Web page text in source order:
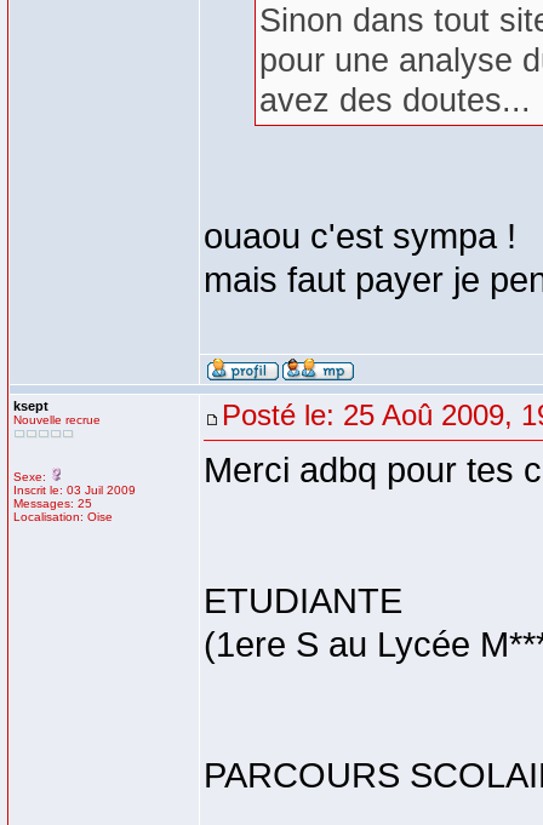
Sinon dans tout
pour une analyse
avez des doutes...
ouaou c'est sympa !
mais faut payer je
ksept
Nouvelle recrue
Sexe:
Inscrit le: 03 Juil 2009
Messages: 25
Localisation: Oise
Posté le: 25 Aoû 2009,
Merci adbq pour tes
ETUDIANTE
(1ere S au Lycée
PARCOURS